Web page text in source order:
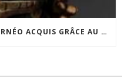
UN MASQUE HUDOQ DE BORNÉO ACQUIS GRÂCE AU SOUTIEN DU CERCLE LÉVI-STRAUSS